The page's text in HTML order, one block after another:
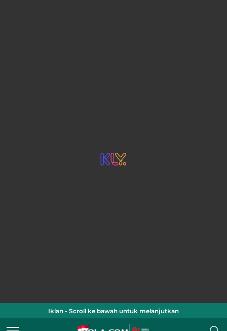
Iklan - Scroll ke bawah untuk melanjutkan